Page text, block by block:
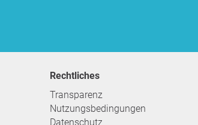
Rechtliches
Transparenz
Nutzungsbedingungen
Datenschutz